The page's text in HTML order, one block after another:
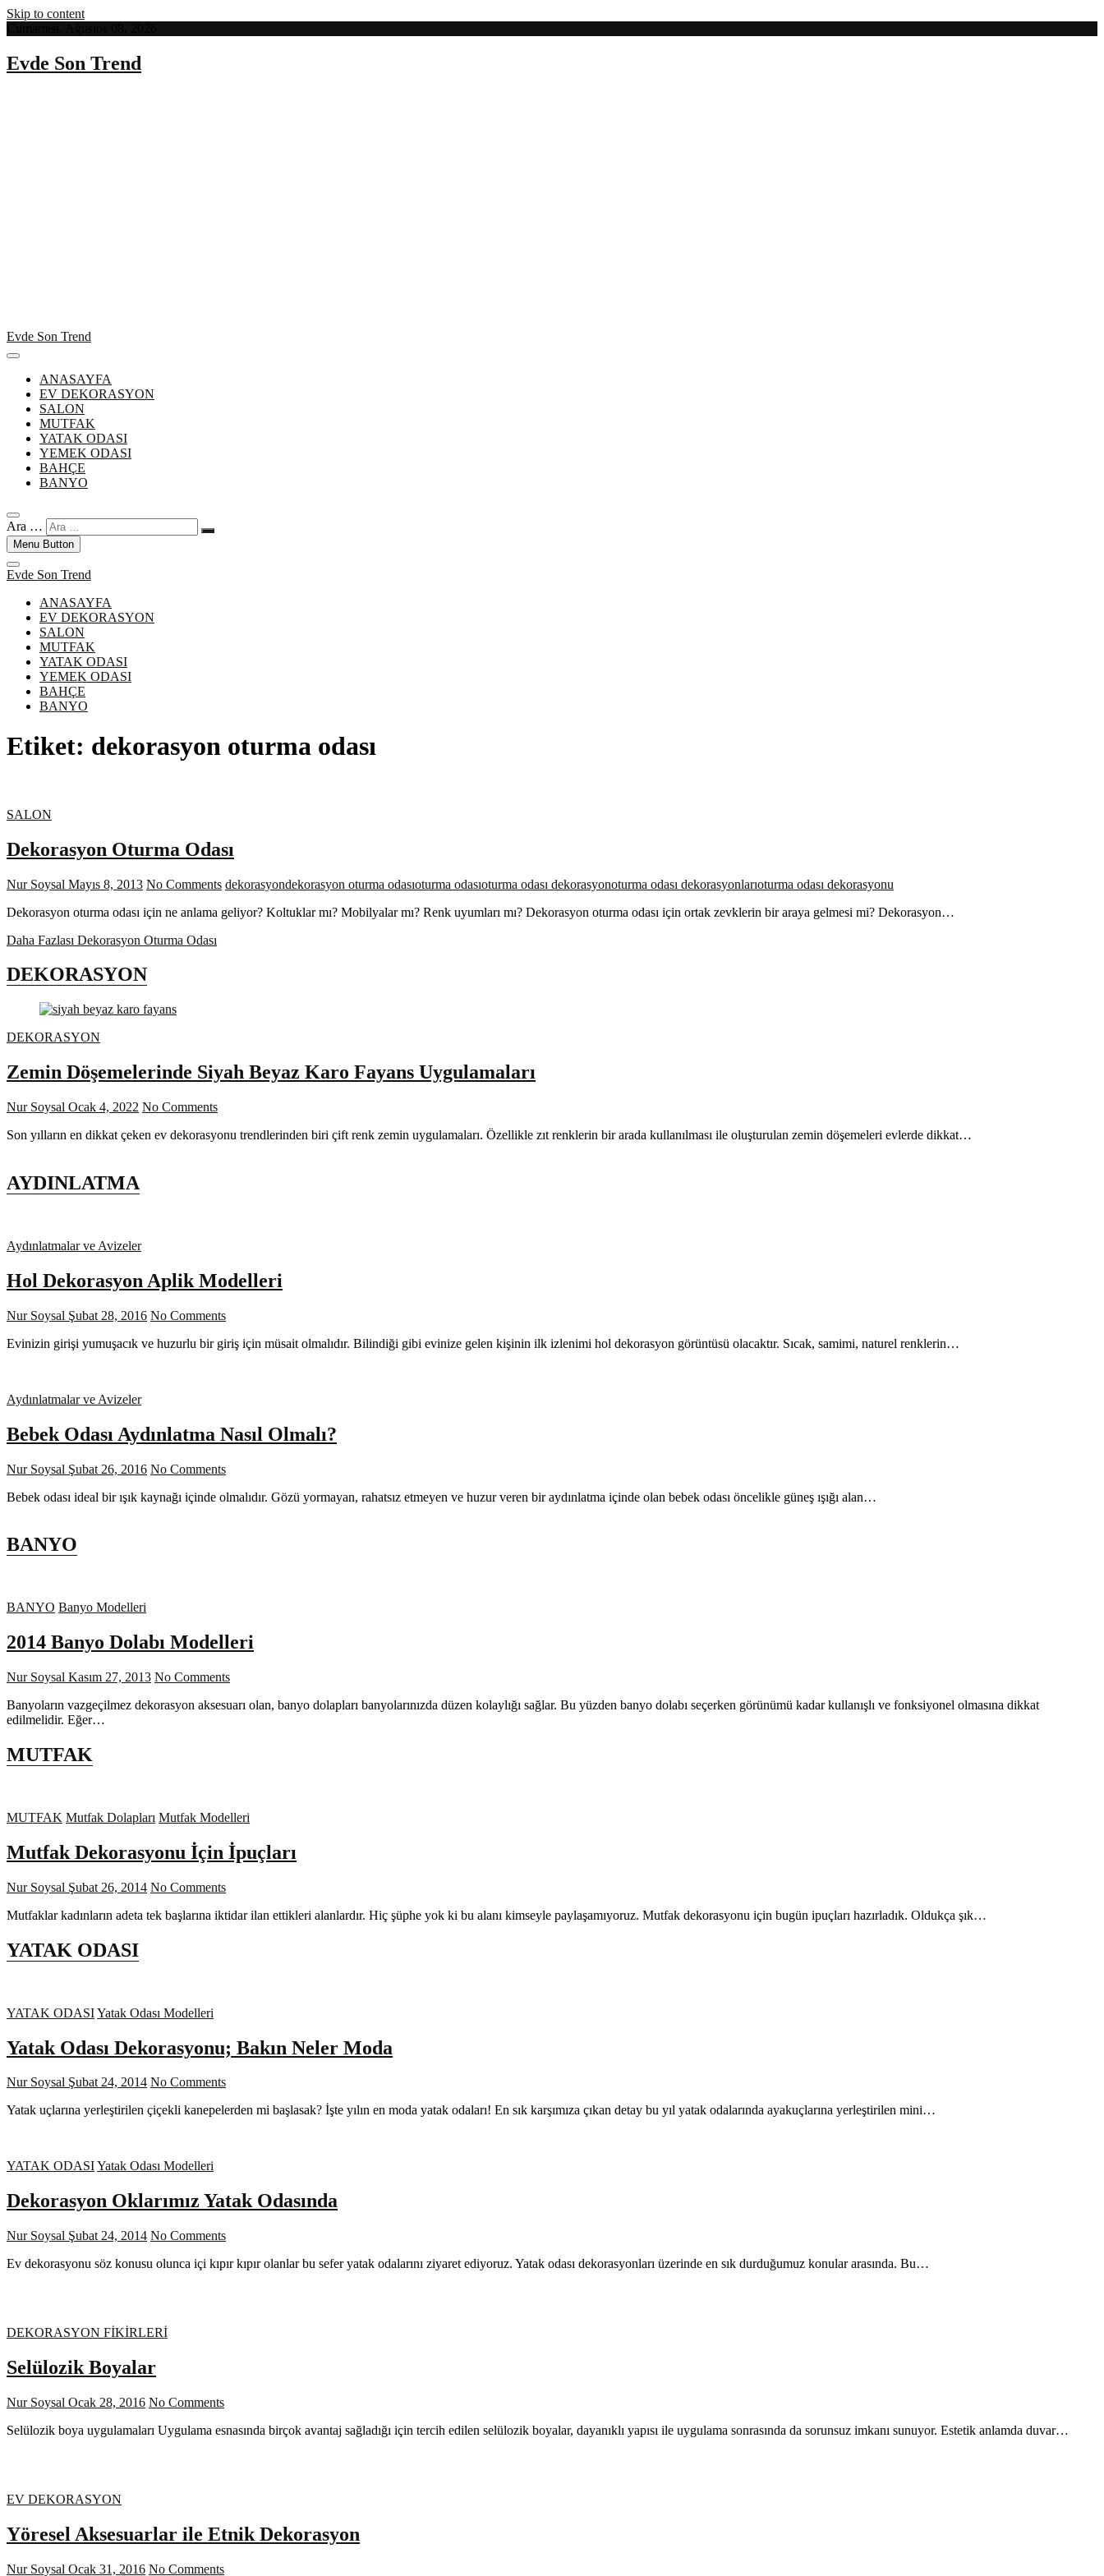
Skip to content
Evde Son Trend
Evde Son Trend
ANASAYFA
EV DEKORASYON
SALON
MUTFAK
YATAK ODASI
YEMEK ODASI
BAHÇE
BANYO
Ara …
Menu Button
Evde Son Trend
ANASAYFA
EV DEKORASYON
SALON
MUTFAK
YATAK ODASI
YEMEK ODASI
BAHÇE
BANYO
Etiket: dekorasyon oturma odası
SALON
Dekorasyon Oturma Odası
Nur Soysal Mayıs 8, 2013 No Comments dekorasyondekorasyon oturma odasıoturma odasıoturma odası dekorasyonoturma odası dekorasyonlarıoturma odası dekorasyonu
Dekorasyon oturma odası için ne anlama geliyor? Koltuklar mı? Mobilyalar mı? Renk uyumları mı? Dekorasyon oturma odası için ortak zevklerin bir araya gelmesi mi? Dekorasyon…
Daha Fazlası Dekorasyon Oturma Odası
DEKORASYON
DEKORASYON
Zemin Döşemelerinde Siyah Beyaz Karo Fayans Uygulamaları
Nur Soysal Ocak 4, 2022 No Comments
Son yılların en dikkat çeken ev dekorasyonu trendlerinden biri çift renk zemin uygulamaları. Özellikle zıt renklerin bir arada kullanılması ile oluşturulan zemin döşemeleri evlerde dikkat…
AYDINLATMA
Aydınlatmalar ve Avizeler
Hol Dekorasyon Aplik Modelleri
Nur Soysal Şubat 28, 2016 No Comments
Evinizin girişi yumuşacık ve huzurlu bir giriş için müsait olmalıdır. Bilindiği gibi evinize gelen kişinin ilk izlenimi hol dekorasyon görüntüsü olacaktır. Sıcak, samimi, naturel renklerin…
Aydınlatmalar ve Avizeler
Bebek Odası Aydınlatma Nasıl Olmalı?
Nur Soysal Şubat 26, 2016 No Comments
Bebek odası ideal bir ışık kaynağı içinde olmalıdır. Gözü yormayan, rahatsız etmeyen ve huzur veren bir aydınlatma içinde olan bebek odası öncelikle güneş ışığı alan…
BANYO
BANYO Banyo Modelleri
2014 Banyo Dolabı Modelleri
Nur Soysal Kasım 27, 2013 No Comments
Banyoların vazgeçilmez dekorasyon aksesuarı olan, banyo dolapları banyolarınızda düzen kolaylığı sağlar. Bu yüzden banyo dolabı seçerken görünümü kadar kullanışlı ve fonksiyonel olmasına dikkat
edilmelidir. Eğer…
MUTFAK
MUTFAK Mutfak Dolapları Mutfak Modelleri
Mutfak Dekorasyonu İçin İpuçları
Nur Soysal Şubat 26, 2014 No Comments
Mutfaklar kadınların adeta tek başlarına iktidar ilan ettikleri alanlardır. Hiç şüphe yok ki bu alanı kimseyle paylaşamıyoruz. Mutfak dekorasyonu için bugün ipuçları hazırladık. Oldukça şık…
YATAK ODASI
YATAK ODASIYatak Odası Modelleri
Yatak Odası Dekorasyonu; Bakın Neler Moda
Nur Soysal Şubat 24, 2014 No Comments
Yatak uçlarına yerleştirilen çiçekli kanepelerden mi başlasak? İşte yılın en moda yatak odaları! En sık karşımıza çıkan detay bu yıl yatak odalarında ayakuçlarına yerleştirilen mini…
YATAK ODASIYatak Odası Modelleri
Dekorasyon Oklarımız Yatak Odasında
Nur Soysal Şubat 24, 2014 No Comments
Ev dekorasyonu söz konusu olunca içi kıpır kıpır olanlar bu sefer yatak odalarını ziyaret ediyoruz. Yatak odası dekorasyonları üzerinde en sık durduğumuz konular arasında. Bu…
DEKORASYON FİKİRLERİ
Selülozik Boyalar
Nur Soysal Ocak 28, 2016 No Comments
Selülozik boya uygulamaları Uygulama esnasında birçok avantaj sağladığı için tercih edilen selülozik boyalar, dayanıklı yapısı ile uygulama sonrasında da sorunsuz imkanı sunuyor. Estetik anlamda duvar…
EV DEKORASYON
Yöresel Aksesuarlar ile Etnik Dekorasyon
Nur Soysal Ocak 31, 2016 No Comments